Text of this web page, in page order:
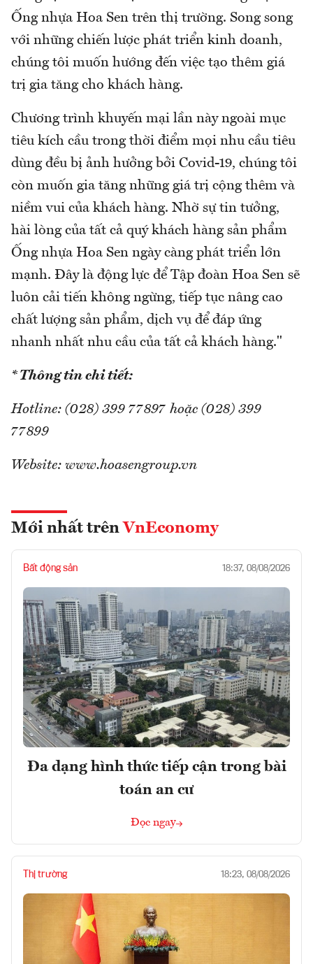
Ống nhựa Hoa Sen trên thị trường. Song song
với những chiến lược phát triển kinh doanh,
chúng tôi muốn hướng đến việc tạo thêm giá
trị gia tăng cho khách hàng.
Chương trình khuyến mại lần này ngoài mục
tiêu kích cầu trong thời điểm mọi nhu cầu tiêu
dùng đều bị ảnh hưởng bởi Covid-19, chúng tôi
còn muốn gia tăng những giá trị cộng thêm và
niềm vui của khách hàng. Nhờ sự tin tưởng,
hài lòng của tất cả quý khách hàng sản phẩm
Ống nhựa Hoa Sen ngày càng phát triển lớn
mạnh. Đây là động lực để Tập đoàn Hoa Sen sẽ
luôn cải tiến không ngừng, tiếp tục nâng cao
chất lượng sản phẩm, dịch vụ để đáp ứng
nhanh nhất nhu cầu của tất cả khách hàng."
* Thông tin chi tiết:
Hotline: (028) 399 77897 hoặc (028) 399
77899
Website: www.hoasengroup.vn
Mới nhất trên VnEconomy
Bất động sản 18:37, 08/08/2026
Đa dạng hình thức tiếp cận trong bài
toán an cư
Đọc ngay
Thị trường 18:23, 08/08/2026